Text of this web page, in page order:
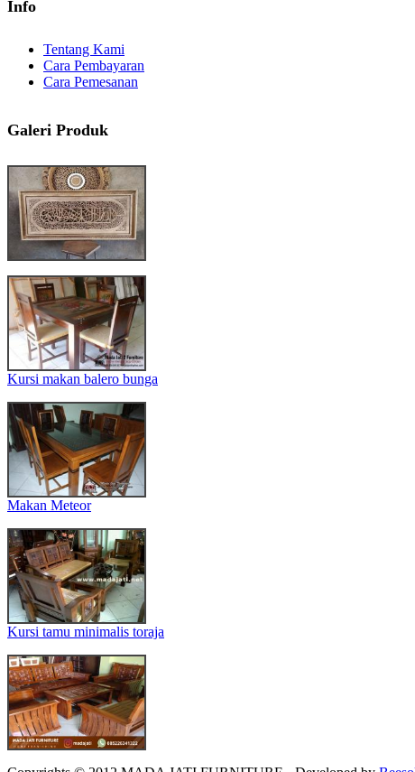
Info
Tentang Kami
Cara Pembayaran
Cara Pemesanan
Galeri Produk
Kursi makan balero bunga
Makan Meteor
Kursi tamu minimalis toraja